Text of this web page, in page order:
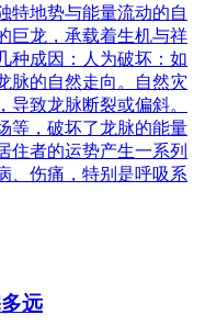
特地势与能量流动的自
巨龙，承载着生机与祥
种成因：人为破坏：如
脉的自然走向。自然灾
致龙脉断裂或偏斜。
等，破坏了龙脉的能量
住者的运势产生一系列
、伤痛，特别是呼吸系
远